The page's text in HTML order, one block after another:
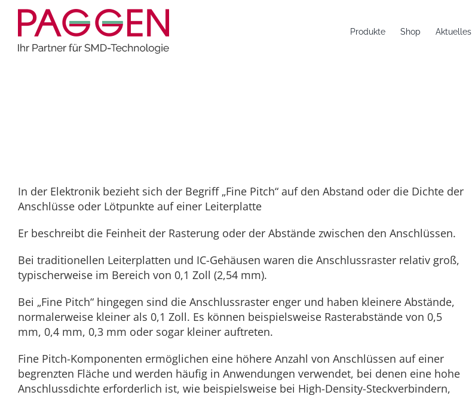
Zum
Inhalt
springen
Produkte Shop Aktuelles
In der Elektronik bezieht sich der Begriff „Fine Pitch“ auf den Abstand oder die Dichte der
Anschlüsse oder Lötpunkte auf einer Leiterplatte
Er beschreibt die Feinheit der Rasterung oder der Abstände zwischen den Anschlüssen.
Bei traditionellen Leiterplatten und IC-Gehäusen waren die Anschlussraster relativ groß,
typischerweise im Bereich von 0,1 Zoll (2,54 mm).
Bei „Fine Pitch“ hingegen sind die Anschlussraster enger und haben kleinere Abstände,
normalerweise kleiner als 0,1 Zoll. Es können beispielsweise Rasterabstände von 0,5
mm, 0,4 mm, 0,3 mm oder sogar kleiner auftreten.
Fine Pitch-Komponenten ermöglichen eine höhere Anzahl von Anschlüssen auf einer
begrenzten Fläche und werden häufig in Anwendungen verwendet, bei denen eine hohe
Anschlussdichte erforderlich ist, wie beispielsweise bei High-Density-Steckverbindern,